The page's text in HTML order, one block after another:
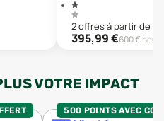
2offresà partir de :
395,99€600€ neuf
VOTRE IMPACT
500 POINTS AVEC